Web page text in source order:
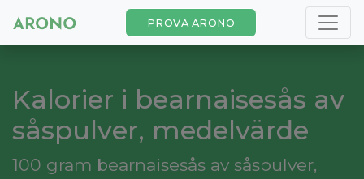
PROVA ARONO
Kalorier i bearnaisesås av
såspulver, medelvärde
100 gram bearnaisesås av såspulver,